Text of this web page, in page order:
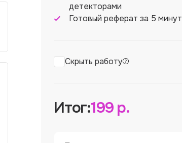
детекторами
Готовый реферат за 5 минут
Скрыть работу
Итог:199р.